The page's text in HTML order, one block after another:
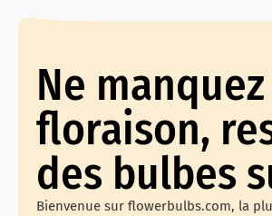
Ne
floraison,
des bulbes
Bienvenue sur flowerbulbs.com, la